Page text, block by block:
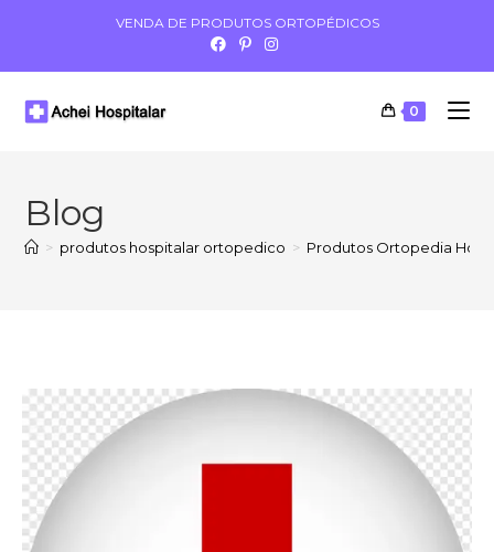
VENDA DE PRODUTOS ORTOPÉDICOS
0
Blog
> produtos hospitalar ortopedico > Produtos Ortopedia